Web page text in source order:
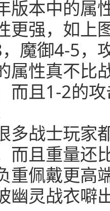
版本中的属
更强，如上
魔御4-5，
属性真不比
而且1-2的
多战士玩家
而且重量还
重佩戴更高
幽灵战衣噼